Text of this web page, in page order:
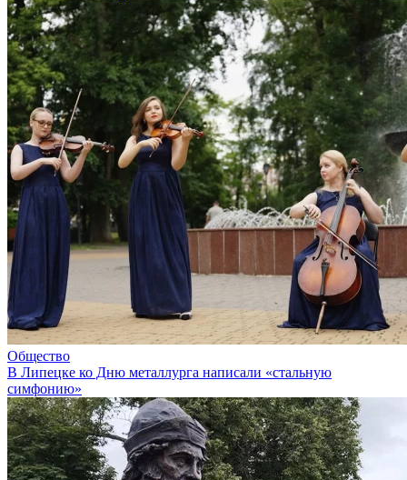
Общество
В Липецке ко Дню металлурга написали «стальную
симфонию»